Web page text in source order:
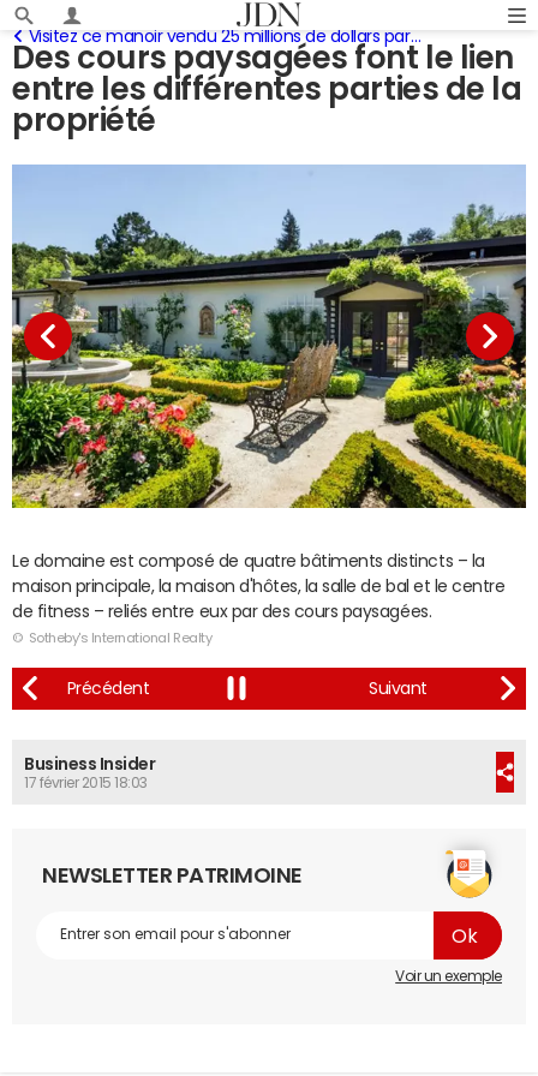
Des cours paysagées font le lien
entre les différentes parties de la
propriété
Visitez ce manoir vendu 25 millions de dollars par un banquier américain
Le domaine est composé de quatre bâtiments distincts – la
maison principale, la maison d'hôtes, la salle de bal et le centre
de fitness – reliés entre eux par des cours paysagées.
© Sotheby's International Realty
Business Insider
17 février 2015 18:03
NEWSLETTER PATRIMOINE
Voir un exemple